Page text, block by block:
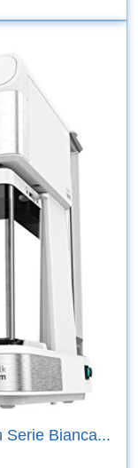
Serie Bianca...